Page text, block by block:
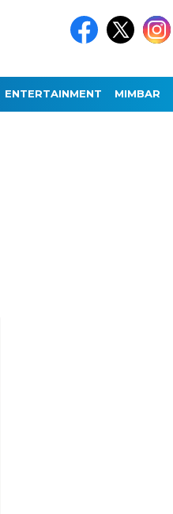
ENTERTAINMENT MIMBAR